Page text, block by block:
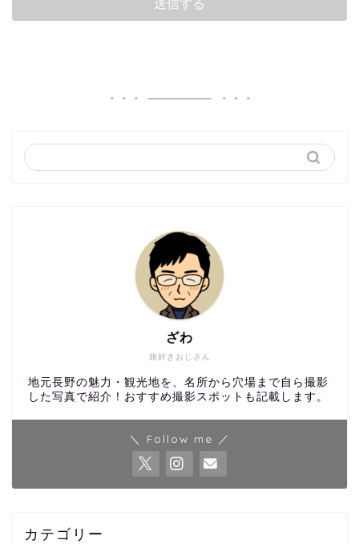
旅好きおじさん
ざわ
地元長野の魅力・観光地を、名所から穴場まで自ら撮影
した写真で紹介！おすすめ撮影スポットも記載します。
＼ Follow me ／
カテゴリー